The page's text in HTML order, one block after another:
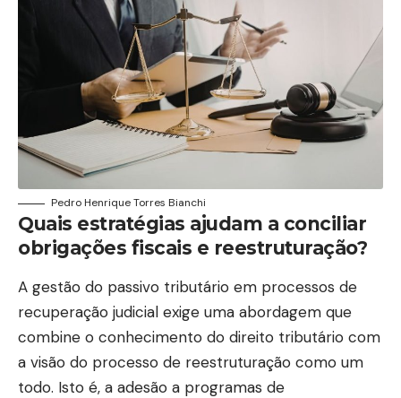
Pedro Henrique Torres Bianchi
Quais estratégias ajudam a conciliar
obrigações fiscais e reestruturação?
A gestão do passivo tributário em processos de
recuperação judicial exige uma abordagem que
combine o conhecimento do direito tributário com
a visão do processo de reestruturação como um
todo. Isto é, a adesão a programas de